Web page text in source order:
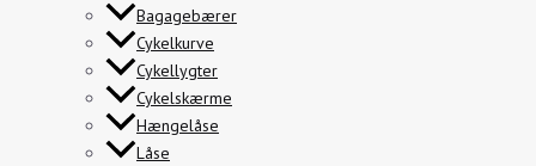
Bagagebærer
Cykelkurve
Cykellygter
Cykelskærme
Hængelåse
Låse